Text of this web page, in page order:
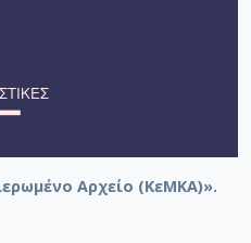
Αρχείο (ΚεΜΚΑ)».